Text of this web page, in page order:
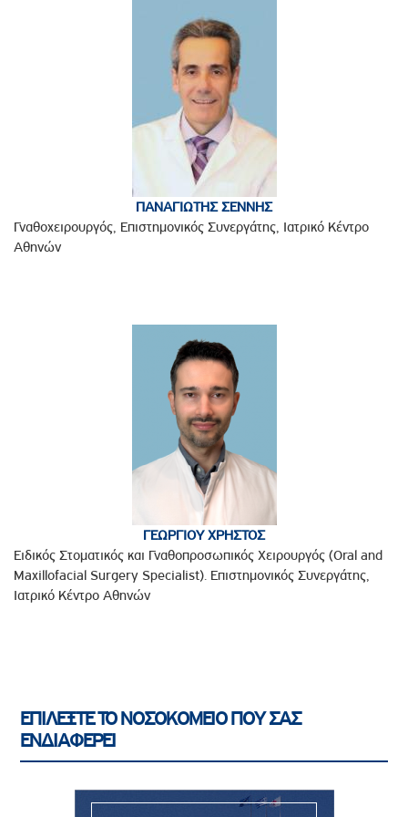
ΠΑΝΑΓΙΩΤΗΣ ΣΕΝΝΗΣ
Γναθοχειρουργός, Επιστημονικός Συνεργάτης, Ιατρικό Κέντρο
Αθηνών
ΓΕΩΡΓΙΟΥ ΧΡΗΣΤΟΣ
Ειδικός Στοματικός και Γναθοπροσωπικός Χειρουργός (Oral and
Maxillofacial Surgery Specialist). Επιστημονικός Συνεργάτης,
Ιατρικό Κέντρο Αθηνών
ΕΠΙΛΕΞΤΕ ΤΟ ΝΟΣΟΚΟΜΕΙΟ ΠΟΥ ΣΑΣ
ΕΝΔΙΑΦΕΡΕΙ